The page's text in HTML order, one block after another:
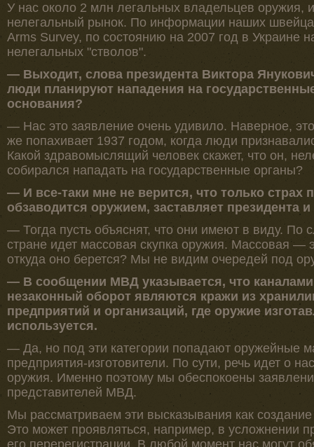
У нас около 2 млн легальных владельцев оружия,
нелегальный рынок. По информации наших
Arms Survey, по состоянию на 2007 год в Украине
нелегальных "стволов".
— Выходит, слова президента Виктора
люди планируют нападения на
основания?
— Нас это заявление очень удивило. Наверное,
же попахивает 1937 годом, когда люди
Какой здравомыслящий человек скажет, что он,
собирался нападать на государственные органы?
— И все-таки мне не верится, что только страх
обзаводится оружием, заставляет президента
— Тогда пусть объяснят, что они имеют в виду. По
стране идет массовая скупка оружия. Массовая —
откуда оно берется? Мы не видим очередей под
— В сообщении МВД указывается, что
незаконный оборот являются кражи из
предприятий и организаций, где оружие
используется.
— Да, но под эти категории попадают оружейные
предприятия-изготовители. По сути, речь идет о
оружия. Именно поэтому мы обеспокоены
представителей МВД.
Мы рассматриваем эти высказывания как
Это может проявляться, например, в усложнении
его перерегистрации. В любой момент нас могут